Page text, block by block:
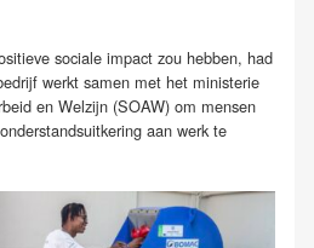
sociale impact zou hebben, had
werkt samen met het ministerie
en Welzijn (SOAW) om mensen
aan werk te